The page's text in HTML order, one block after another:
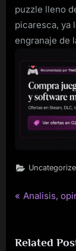
puzzle lleno
picaresca, ya
engranaje de
Post
P
v
Analisis,
Related